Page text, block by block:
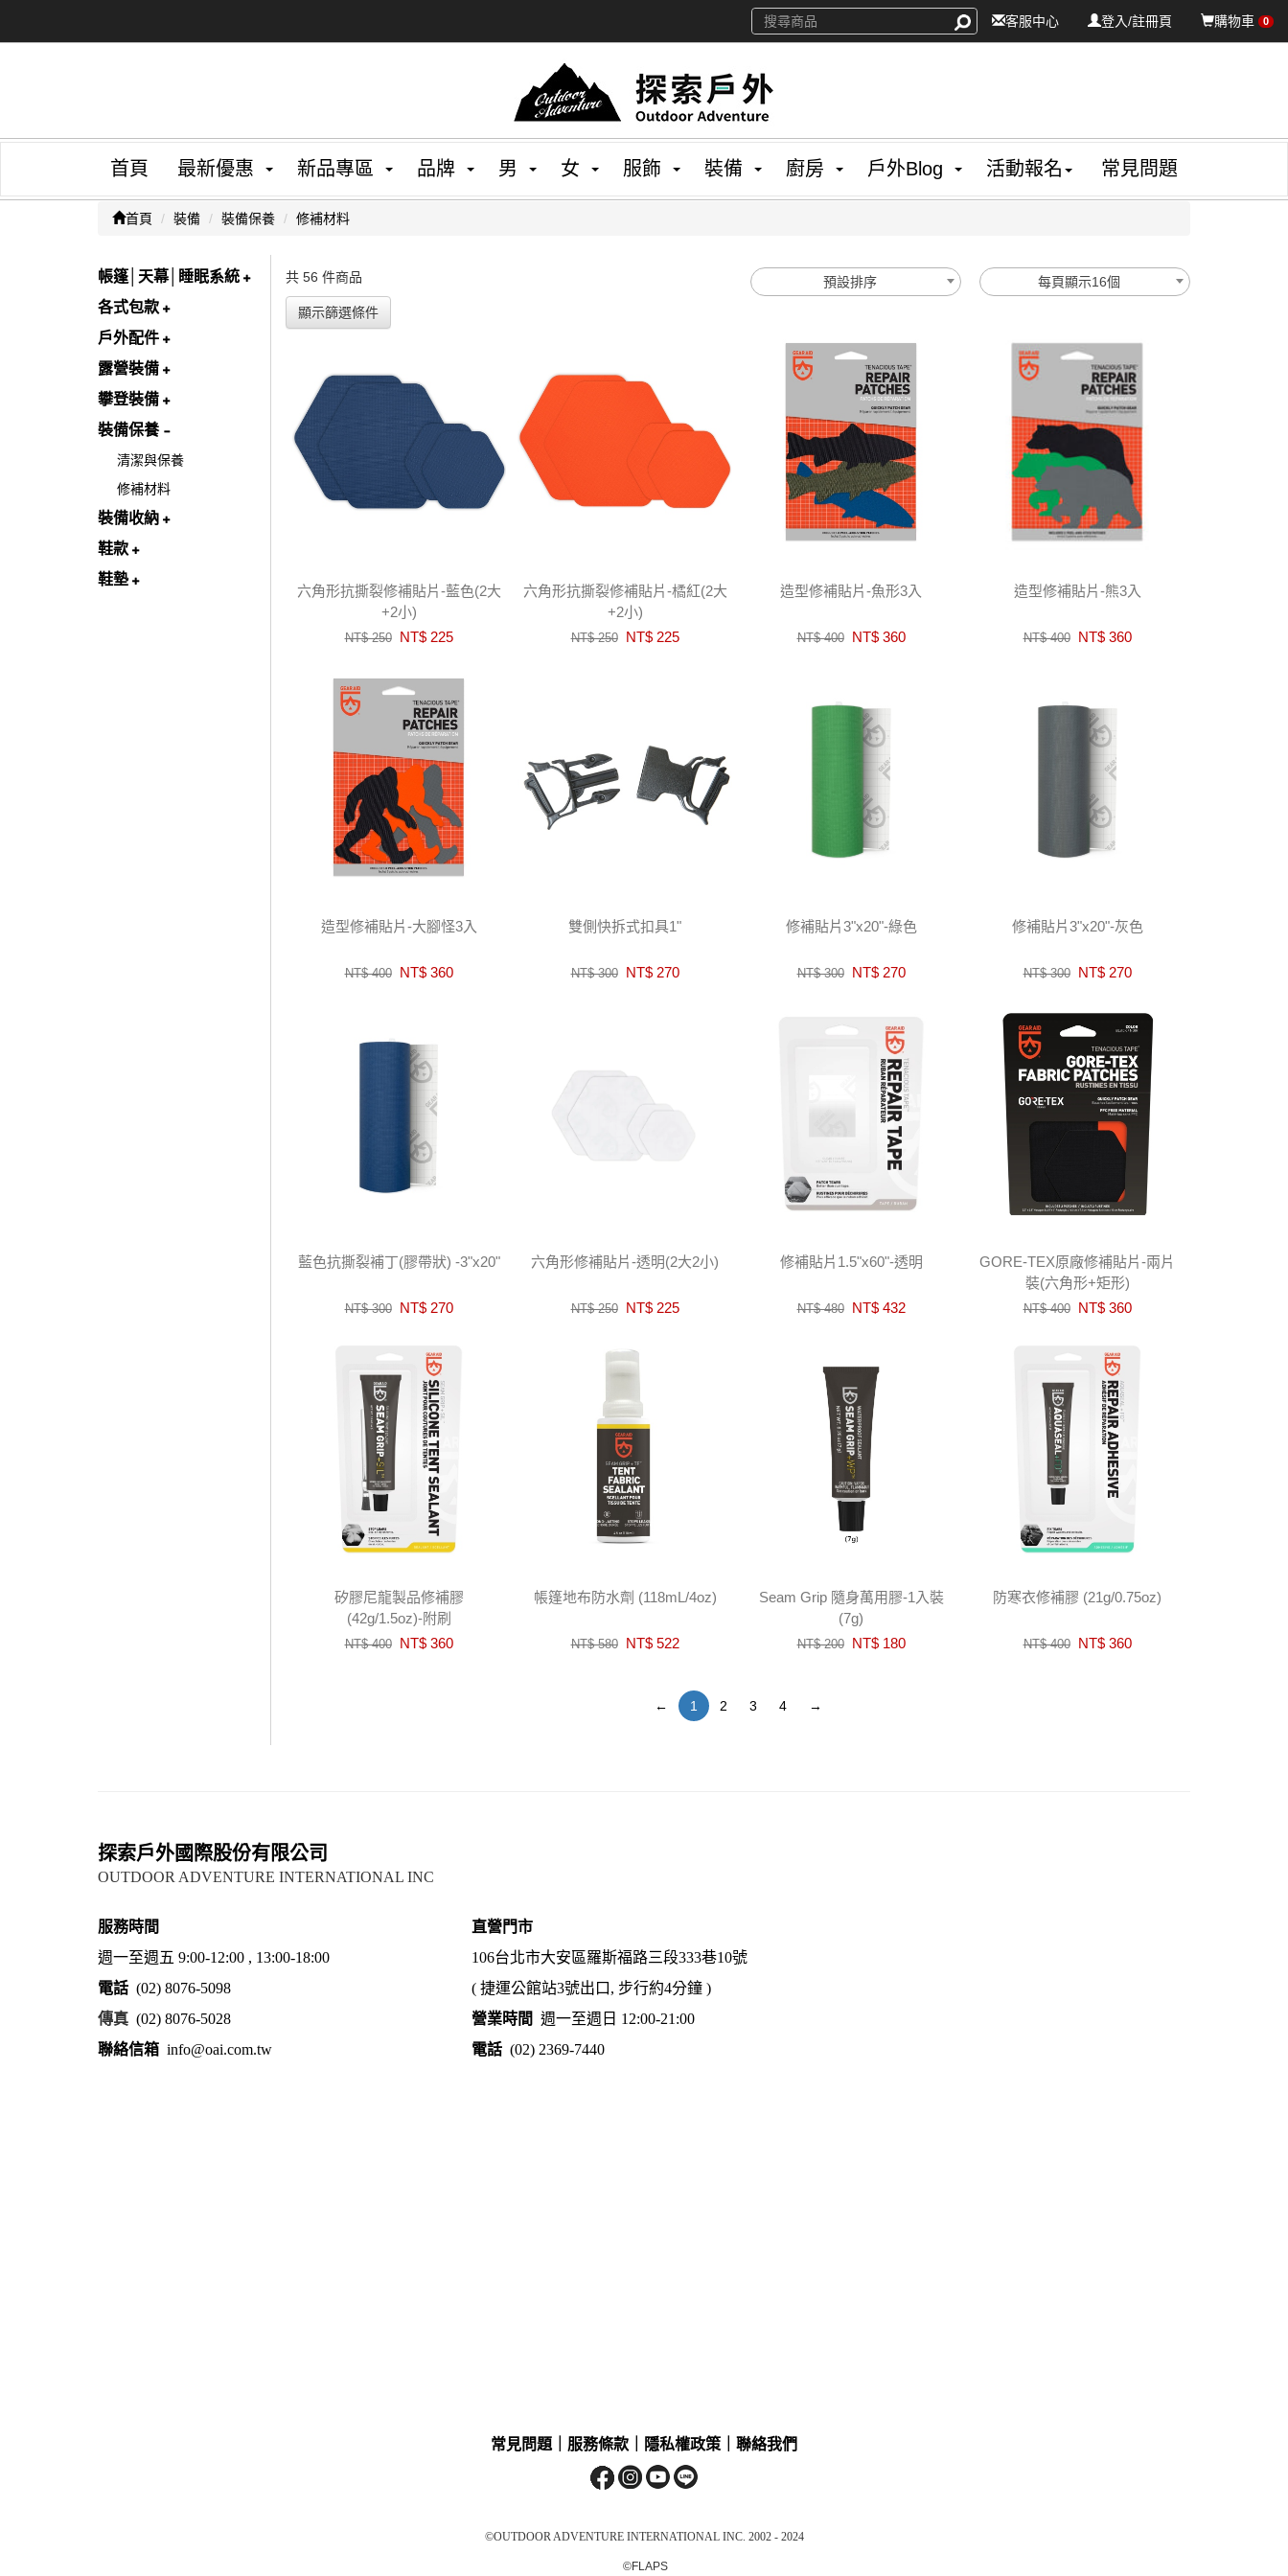
購物車 0
登入/註冊頁
客服中心
首頁 最新優惠 新品專區 品牌 男 女 服飾 裝備 廚房 戶外Blog 活動報名 常見問題
首頁 裝備 裝備保養 修補材料
帳篷│天幕│睡眠系統
各式包款
戶外配件
露營裝備
攀登裝備
裝備保養
清潔與保養
修補材料
裝備收納
鞋款
鞋墊
共 56 件商品 預設排序
每頁顯示16個
顯示篩選條件
六角形抗撕裂修補貼片-藍色(2大
+2小)
NT$ 250 NT$ 225
六角形抗撕裂修補貼片-橘紅(2大
+2小)
NT$ 250 NT$ 225
造型修補貼片-魚形3入
NT$ 400 NT$ 360
造型修補貼片-熊3入
NT$ 400 NT$ 360
造型修補貼片-大腳怪3入
NT$ 400 NT$ 360
雙側快拆式扣具1"
NT$ 300 NT$ 270
修補貼片3"x20"-綠色
NT$ 300 NT$ 270
修補貼片3"x20"-灰色
NT$ 300 NT$ 270
藍色抗撕裂補丁(膠帶狀) -3"x20"
NT$ 300 NT$ 270
六角形修補貼片-透明(2大2小)
NT$ 250 NT$ 225
修補貼片1.5"x60"-透明
NT$ 480 NT$ 432
GORE-TEX原廠修補貼片-兩片
裝(六角形+矩形)
NT$ 400 NT$ 360
矽膠尼龍製品修補膠
(42g/1.5oz)-附刷
NT$ 400 NT$ 360
帳篷地布防水劑 (118mL/4oz)
NT$ 580 NT$ 522
Seam Grip 隨身萬用膠-1入裝
(7g)
NT$ 200 NT$ 180
防寒衣修補膠 (21g/0.75oz)
NT$ 400 NT$ 360
← 1 2 3 4 →
探索戶外國際股份有限公司
OUTDOOR ADVENTURE INTERNATIONAL INC
服務時間
週一至週五 9:00-12:00 , 13:00-18:00
電話 (02) 8076-5098
傳真 (02) 8076-5028
聯絡信箱 info@oai.com.tw
直營門市
106台北市大安區羅斯福路三段333巷10號
( 捷運公館站3號出口, 步行約4分鐘 )
營業時間 週一至週日 12:00-21:00
電話 (02) 2369-7440
常見問題 服務條款 隱私權政策 聯絡我們
©OUTDOOR ADVENTURE INTERNATIONAL INC. 2002 - 2024
©FLAPS